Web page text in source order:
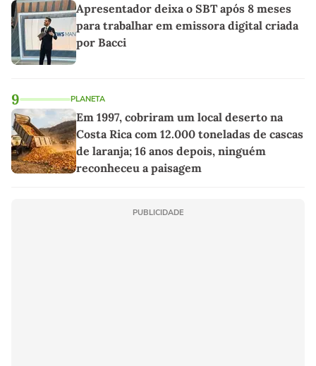
Apresentador deixa o SBT após 8 meses
para trabalhar em emissora digital criada
por Bacci
9 PLANETA
Em 1997, cobriram um local deserto na
Costa Rica com 12.000 toneladas de cascas
de laranja; 16 anos depois, ninguém
reconheceu a paisagem
PUBLICIDADE